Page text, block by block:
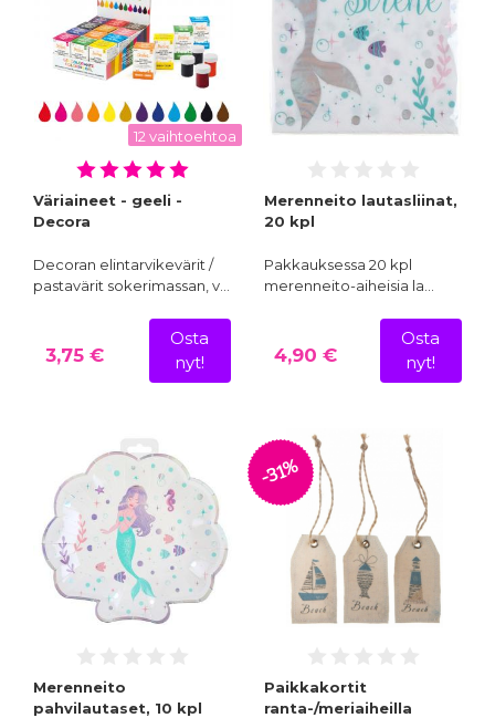
12 vaihtoehtoa
Väriaineet - geeli -
Decora
Decoran elintarvikevärit /
pastavärit sokerimassan, v…
3,75 €
Osta
nyt!
Merenneito lautasliinat,
20 kpl
Pakkauksessa 20 kpl
merenneito-aiheisia la…
4,90 €
Osta
nyt!
Merenneito
pahvilautaset, 10 kpl
-31%
Paikkakortit
ranta-/meriaiheilla